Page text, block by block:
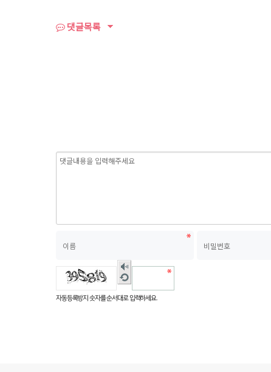
댓글목록
숫자
음성
듣기
새로
고침
자동등록방지 숫자를 순서대로 입력하세요.